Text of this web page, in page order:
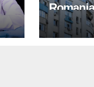
garantii